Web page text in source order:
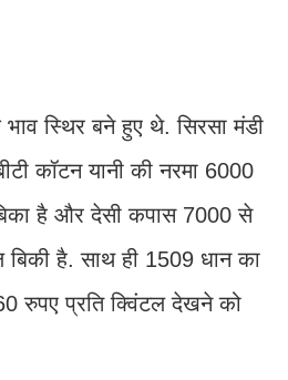
स्थिर बने हुए थे. सिरसा मंडी
कॉटन यानी की नरमा 6000
है और देसी कपास 7000 से
बिकी है. साथ ही 1509 धान का
रुपए प्रति क्विंटल देखने को